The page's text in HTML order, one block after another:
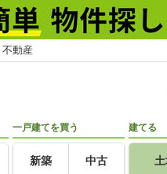
動産
一戸建てを買う
新築 中古
建てる